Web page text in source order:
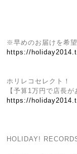
※早めのお届けを希
https://
ホリレコセレクト！
【予算1万円で店長
https://
HOLIDAY!